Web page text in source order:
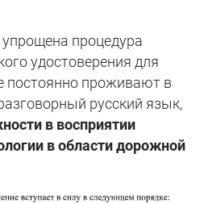
процедура
удостоверения для
постоянно проживают в
русский язык,
в восприятии
в области дорожной